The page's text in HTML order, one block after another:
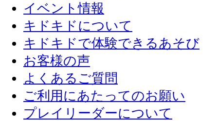
イベント情報
キドキドについて
キドキドで体験できるあそび
お客様の声
よくあるご質問
ご利用にあたってのお願い
プレイリーダーについて